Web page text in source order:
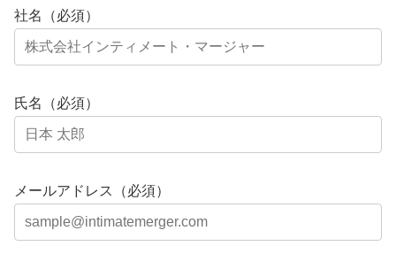
社名（必須）
氏名（必須）
メールアドレス（必須）